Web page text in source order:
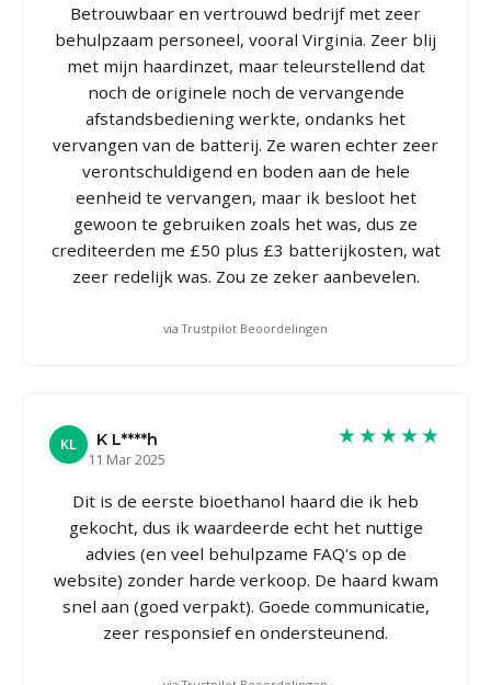
Betrouwbaar en vertrouwd bedrijf met zeer
behulpzaam personeel, vooral Virginia. Zeer blij
met mijn haardinzet, maar teleurstellend dat
noch de originele noch de vervangende
afstandsbediening werkte, ondanks het
vervangen van de batterij. Ze waren echter zeer
verontschuldigend en boden aan de hele
eenheid te vervangen, maar ik besloot het
gewoon te gebruiken zoals het was, dus ze
crediteerden me £50 plus £3 batterijkosten, wat
zeer redelijk was. Zou ze zeker aanbevelen.
via Trustpilot Beoordelingen
KL
K L****h
11 Mar 2025
★★★★★
Dit is de eerste bioethanol haard die ik heb
gekocht, dus ik waardeerde echt het nuttige
advies (en veel behulpzame FAQ's op de
website) zonder harde verkoop. De haard kwam
snel aan (goed verpakt). Goede communicatie,
zeer responsief en ondersteunend.